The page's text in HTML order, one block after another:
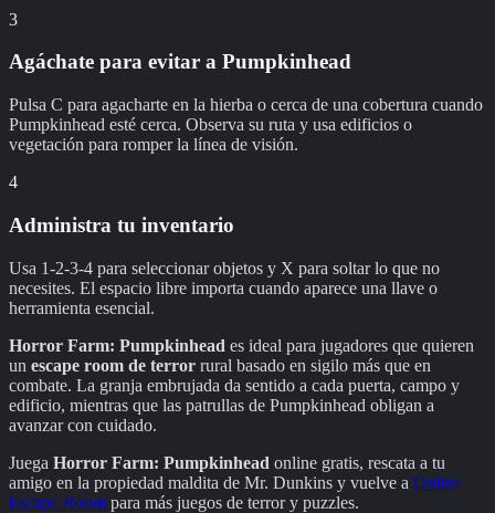
3
Agáchate para evitar a Pumpkinhead
Pulsa C para agacharte en la hierba o cerca de una cobertura cuando
Pumpkinhead esté cerca. Observa su ruta y usa edificios o
vegetación para romper la línea de visión.
4
Administra tu inventario
Usa 1-2-3-4 para seleccionar objetos y X para soltar lo que no
necesites. El espacio libre importa cuando aparece una llave o
herramienta esencial.
Horror Farm: Pumpkinhead es ideal para jugadores que quieren
un escape room de terror rural basado en sigilo más que en
combate. La granja embrujada da sentido a cada puerta, campo y
edificio, mientras que las patrullas de Pumpkinhead obligan a
avanzar con cuidado.
Juega Horror Farm: Pumpkinhead online gratis, rescata a tu
amigo en la propiedad maldita de Mr. Dunkins y vuelve a Online
Escape Room para más juegos de terror y puzzles.